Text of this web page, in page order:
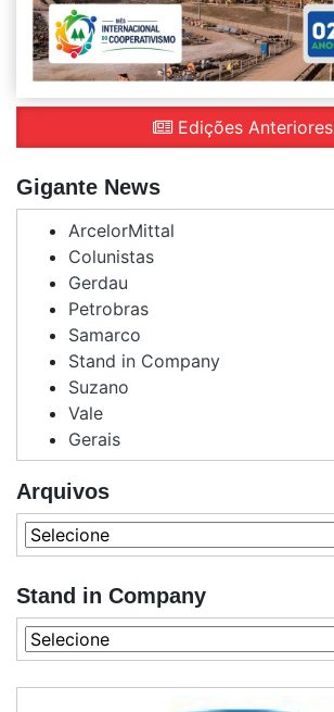
Edições Anteriores
Gigante News
ArcelorMittal
Colunistas
Gerdau
Petrobras
Samarco
Stand in Company
Suzano
Vale
Gerais
Arquivos
Stand in Company